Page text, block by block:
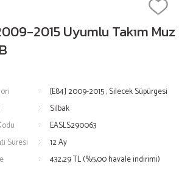
2015 Uyumlu Takım Muz
[E84] 2009-2015,Silecek Süpürgesi
Silbak
EASLS290063
Süresi
12 Ay
432,29 TL (%5,00 havale indirimi)